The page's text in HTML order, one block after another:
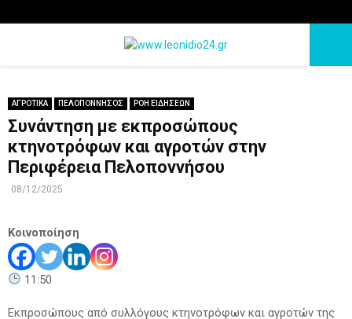
MENU
ΑΓΡΟΤΙΚΑ ΠΕΛΟΠΟΝΝΗΣΟΣ ΡΟΗ ΕΙΔΗΣΕΩΝ
Συνάντηση με εκπροσώπους
κτηνοτρόφων και αγροτών στην
Περιφέρεια Πελοποννήσου
08/12/2025
Κοινοποίηση
11:50
Εκπροσώπους από συλλόγους κτηνοτρόφων και αγροτών της